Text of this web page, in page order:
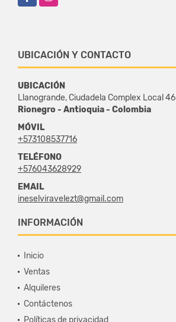
UBICACIÓN Y CONTACTO
UBICACIÓN
Llanogrande, Ciudadela Complex Local 46
Rionegro - Antioquia - Colombia
MÓVIL
+573108537716
TELÉFONO
+576043628929
EMAIL
ineselviravelezt@gmail.com
INFORMACIÓN
Inicio
Ventas
Alquileres
Contáctenos
Políticas de privacidad